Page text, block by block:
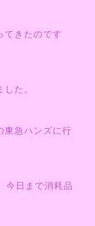
てきたのです
た。
東急ハンズに行
今日まで消耗品